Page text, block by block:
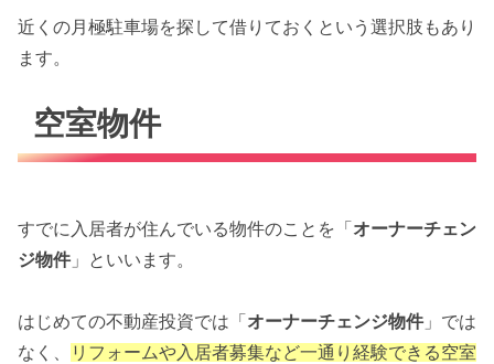
近くの月極駐車場を探して借りておくという選択肢もあり
ます。
空室物件
すでに入居者が住んでいる物件のことを「 オーナーチェン
ジ物件」といいます。
はじめての不動産投資では「 オーナーチェンジ物件」では
なく、
リフォームや入居者募集など一通り経験できる空室